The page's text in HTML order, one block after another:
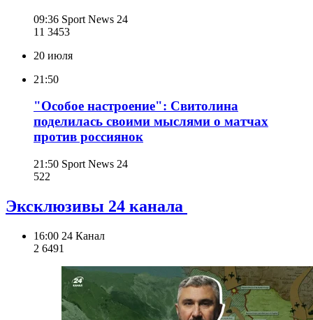
09:36 Sport News 24
11 3453
20 июля
21:50
"Особое настроение": Свитолина
поделилась своими мыслями о матчах
против россиянок
21:50 Sport News 24
522
Эксклюзивы 24 канала
16:00 24 Канал
2 6491